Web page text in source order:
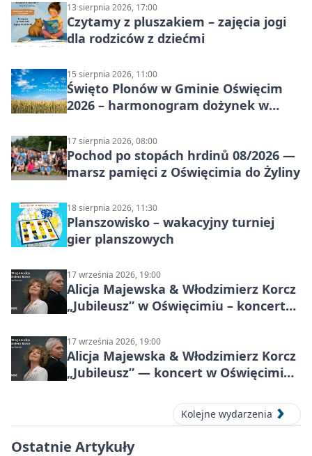
13 sierpnia 2026, 17:00
Czytamy z pluszakiem – zajęcia jogi
dla rodziców z dziećmi
15 sierpnia 2026, 11:00
Święto Plonów w Gminie Oświęcim
2026 – harmonogram dożynek w
17 sierpnia 2026, 08:00
Pochod po stopách hrdinů 08/2026 —
marsz pamięci z Oświęcimia do Żyliny
18 sierpnia 2026, 11:30
Planszowisko – wakacyjny turniej
gier planszowych
17 września 2026, 19:00
Alicja Majewska & Włodzimierz Korcz
„Jubileusz” w Oświęcimiu – koncert
17 września 2026, 19:00
Alicja Majewska & Włodzimierz Korcz
„Jubileusz” — koncert w Oświęcimiu,
Kolejne wydarzenia
Ostatnie Artykuły